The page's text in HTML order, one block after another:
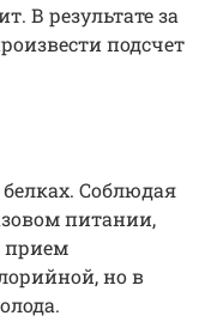
В результате за
подсчет
Соблюдая
питании,
прием
но в